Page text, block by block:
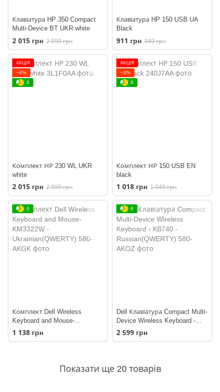
Клавіатура HP 350 Compact
Multi-Device BT UKR white
2 015 грн 2 099 грн
Клавіатура HP 150 USB UA
Black
911 грн 949 грн
АКЦІЯ
−4%
6
Комплект НР 230 WL UKR
white
2 015 грн 2 099 грн
АКЦІЯ
−3%
6
Комплект НР 150 USB EN
black
1 018 грн 1 049 грн
6
Комплект Dell Wireless
Keyboard and Mouse-
KM3322W -
Ukrainian(QWERTY)
1 138 грн
6
Dell Клавіатура Compact Multi-
Device Wireless Keyboard -
KB740 - Russian(QWERTY)
2 599 грн
Показати ще 20 товарів